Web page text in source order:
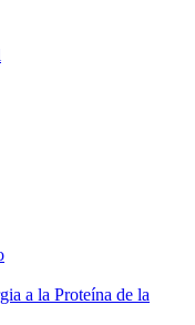
a la Proteína de la